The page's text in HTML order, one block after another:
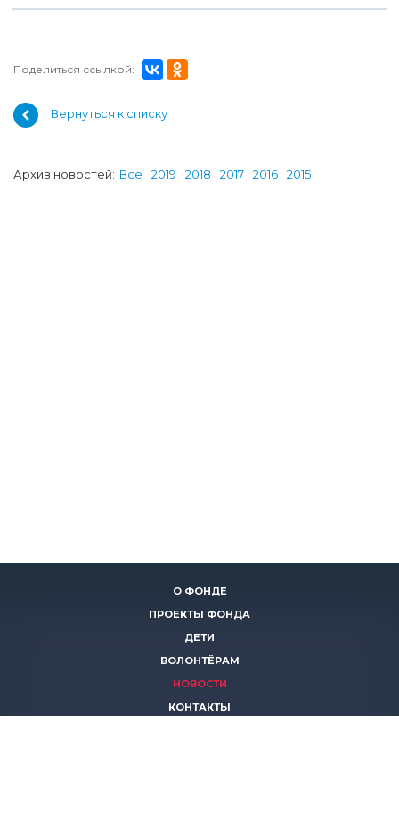
Поделиться ссылкой:
Вернуться к списку
Архив новостей: Все 2019 2018 2017 2016 2015
О ФОНДЕ
ПРОЕКТЫ ФОНДА
ДЕТИ
ВОЛОНТЁРАМ
НОВОСТИ
КОНТАКТЫ